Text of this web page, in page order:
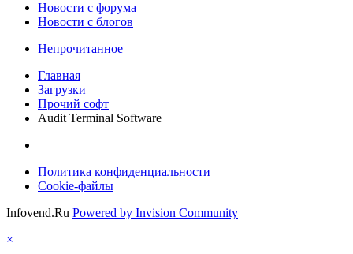
Новости c форума
Новости с блогов
Непрочитанное
Главная
Загрузки
Прочий софт
Audit Terminal Software
Политика конфиденциальности
Cookie-файлы
Infovend.Ru Powered by Invision Community
×